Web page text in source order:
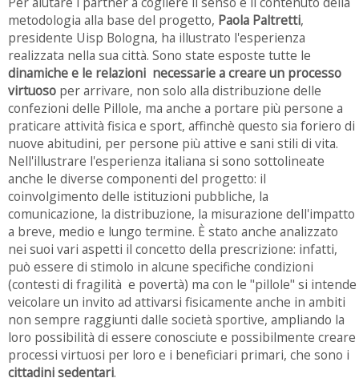
metodologia alla base del progetto, Paola Paltretti,
presidente Uisp Bologna, ha illustrato l'esperienza
realizzata nella sua città. Sono state esposte tutte le
dinamiche e le relazioni necessarie a creare un processo
virtuoso per arrivare, non solo alla distribuzione delle
confezioni delle Pillole, ma anche a portare più persone a
praticare attività fisica e sport, affinchè questo sia foriero di
nuove abitudini, per persone più attive e sani stili di vita.
Nell'illustrare l'esperienza italiana si sono sottolineate
anche le diverse componenti del progetto: il
coinvolgimento delle istituzioni pubbliche, la
comunicazione, la distribuzione, la misurazione dell'impatto
a breve, medio e lungo termine. È stato anche analizzato
nei suoi vari aspetti il concetto della prescrizione: infatti,
può essere di stimolo in alcune specifiche condizioni
(contesti di fragilità e povertà) ma con le "pillole" si intende
veicolare un invito ad attivarsi fisicamente anche in ambiti
non sempre raggiunti dalle società sportive, ampliando la
loro possibilità di essere conosciute e possibilmente creare
processi virtuosi per loro e i beneficiari primari, che sono i
cittadini sedentari.